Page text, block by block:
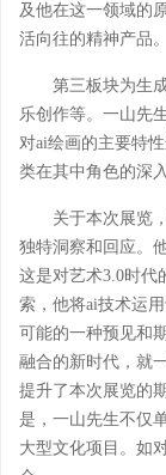
及他在这一领域的
活向往的精神产品。
第三板块为生
乐创作等。一山先
对ai绘画的主要特
类在其中角色的深
关于本次展览
独特洞察和回应。
这是对艺术3.0时代
索，他将ai技术运
可能的一种预见和
融合的新时代，就
提升了本次展览的
是，一山先生不仅
大型文化项目。如